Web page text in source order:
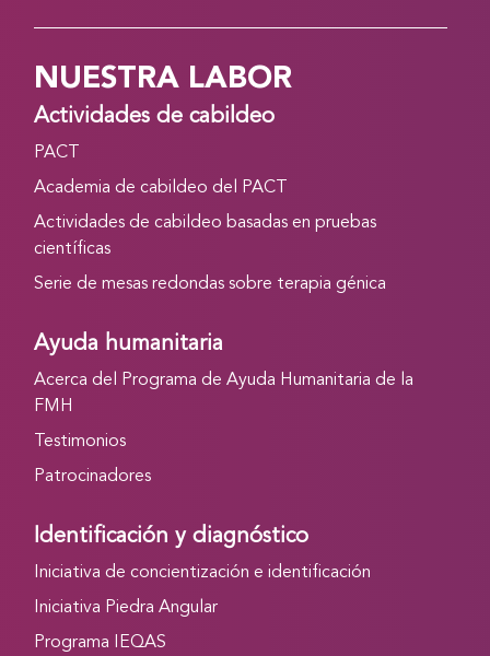
NUESTRA LABOR
Actividades de cabildeo
PACT
Academia de cabildeo del PACT
Actividades de cabildeo basadas en pruebas
científicas
Serie de mesas redondas sobre terapia génica
Ayuda humanitaria
Acerca del Programa de Ayuda Humanitaria de la
FMH
Testimonios
Patrocinadores
Identificación y diagnóstico
Iniciativa de concientización e identificación
Iniciativa Piedra Angular
Programa IEQAS